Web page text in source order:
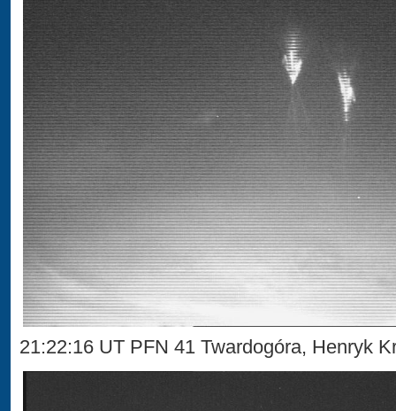
21:22:16 UT PFN 41 Twardogóra, Henryk